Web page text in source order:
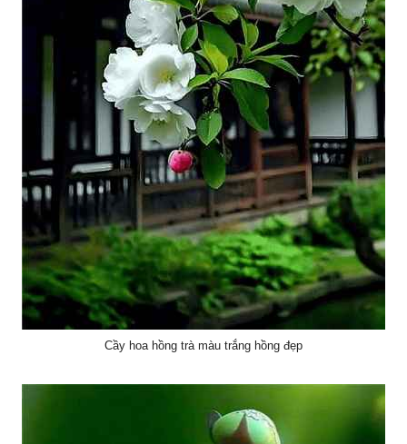
Cầy hoa hồng trà màu trắng hồng đẹp